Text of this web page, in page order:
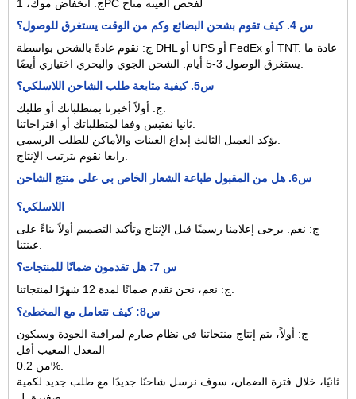
ج: انخفاض موك، 1PC لفحص العينة متاح
س 4. كيف تقوم بشحن البضائع وكم من الوقت يستغرق للوصول؟
ج: نقوم عادةً بالشحن بواسطة DHL أو UPS أو FedEx أو TNT. عادة ما
س5. كيفية متابعة طلب الشاحن اللاسلكي؟
س6. هل من المقبول طباعة الشعار الخاص بي على منتج الشاحن
اللاسلكي؟
ج: نعم. يرجى إعلامنا رسميًا قبل الإنتاج وتأكيد التصميم أولاً بناءً على
س 7: هل تقدمون ضمانًا للمنتجات؟
س8: كيف نتعامل مع المخطئ؟
ج: أولاً، يتم إنتاج منتجاتنا في نظام صارم لمراقبة الجودة وسيكون
المعدل المعيب أقل
من 0.2%.
ثانيًا، خلال فترة الضمان، سوف نرسل شاحنًا جديدًا مع طلب جديد لكمية